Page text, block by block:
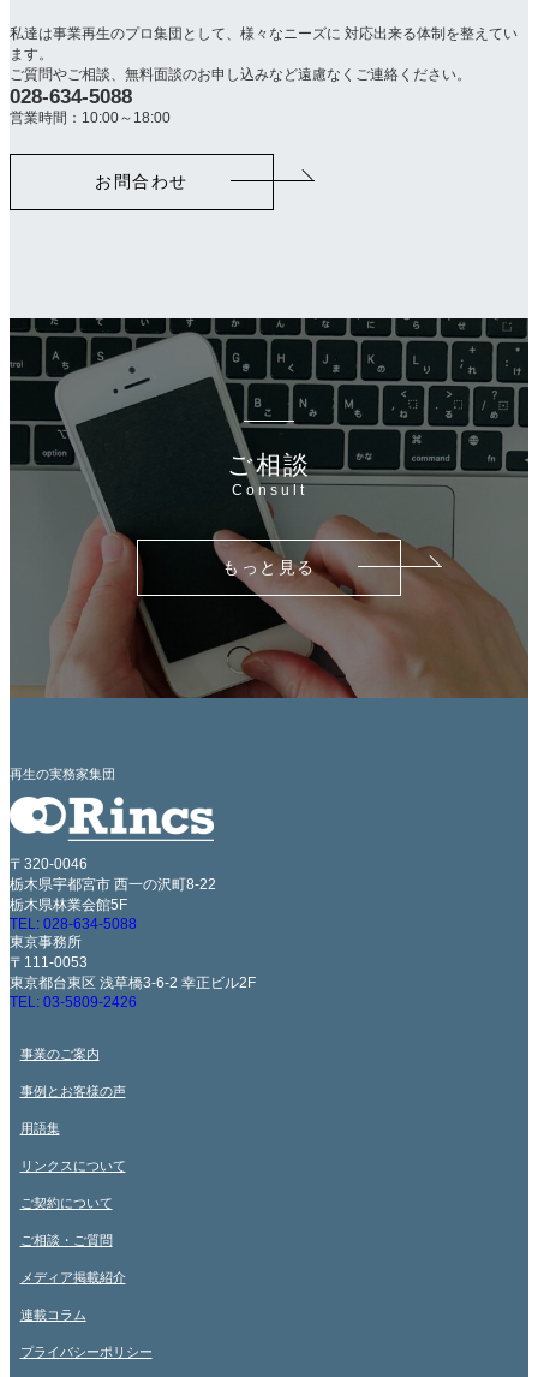
私達は事業再生のプロ集団として、様々なニーズに 対応出来る体制を整えてい
ます。
ご質問やご相談、無料面談のお申し込みなど遠慮なくご連絡ください。
カ
ラ
ク
028-634-5088
営業時間：10:00～18:00
お問合わせ
ご相談
Consult
もっと見る
再生の実務家集団
〒320-0046
栃木県宇都宮市 西一の沢町8-22
栃木県林業会館5F
TEL: 028-634-5088
東京事務所
〒111-0053
東京都台東区 浅草橋3-6-2 幸正ビル2F
TEL: 03-5809-2426
事業のご案内
事例とお客様の声
用語集
リンクスについて
ご契約について
ご相談・ご質問
メディア掲載紹介
連載コラム
プライバシーポリシー